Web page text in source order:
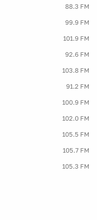
88.3 FM
99.9 FM
101.9 FM
92.6 FM
103.8 FM
91.2 FM
100.9 FM
102.0 FM
105.5 FM
105.7 FM
105.3 FM